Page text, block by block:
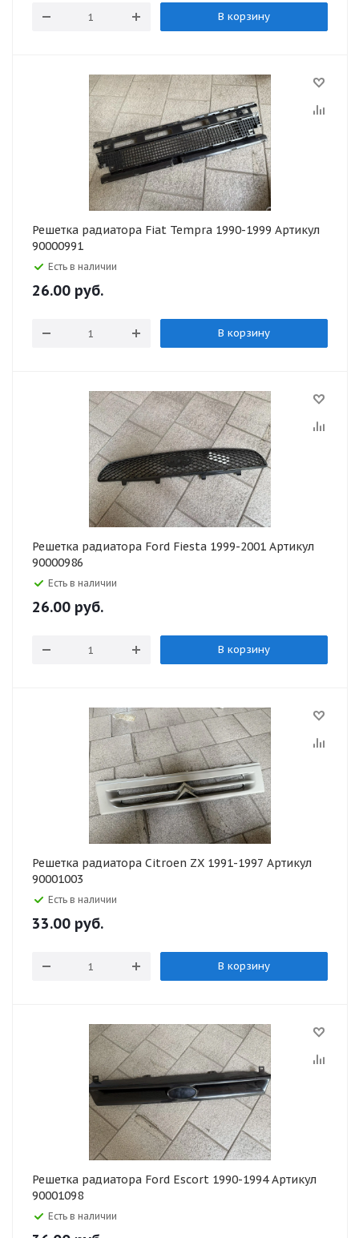
В корзину
Решетка радиатора Fiat Tempra 1990-1999 Артикул
90000991
Есть в наличии
26.00 руб.
В корзину
Решетка радиатора Ford Fiesta 1999-2001 Артикул
90000986
Есть в наличии
26.00 руб.
В корзину
Решетка радиатора Citroen ZX 1991-1997 Артикул
90001003
Есть в наличии
33.00 руб.
В корзину
Решетка радиатора Ford Escort 1990-1994 Артикул
90001098
Есть в наличии